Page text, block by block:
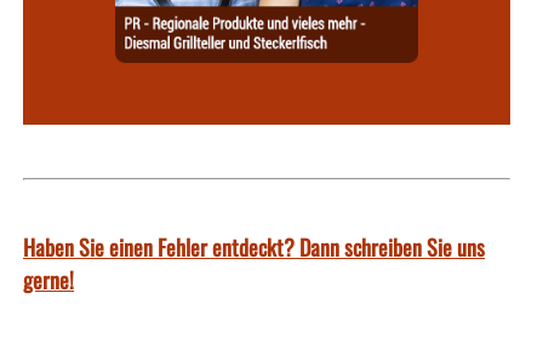
Haben Sie einen Fehler entdeckt? Dann schreiben Sie uns
gerne!